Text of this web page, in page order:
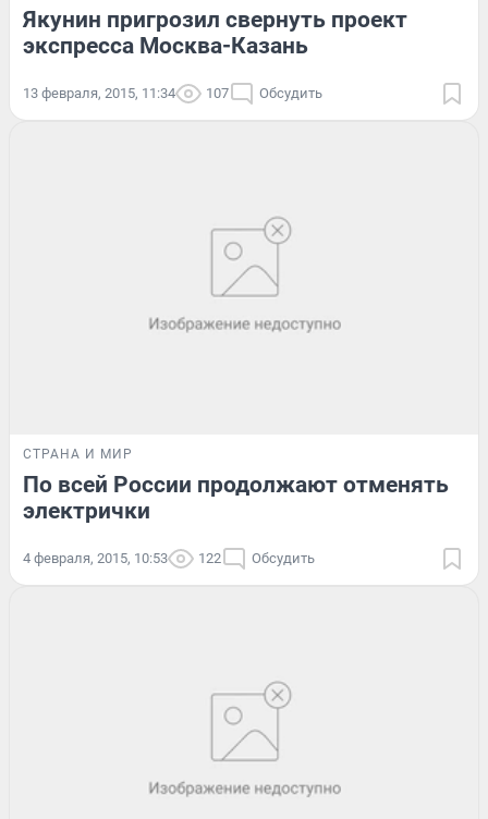
Якунин пригрозил свернуть проект
экспресса Москва-Казань
13 февраля, 2015, 11:34 107 Обсудить
СТРАНА И МИР
По всей России продолжают отменять
электрички
4 февраля, 2015, 10:53 122 Обсудить